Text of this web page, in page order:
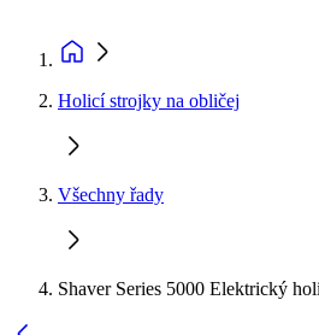
Holicí strojky na obličej
Všechny řady
Shaver Series 5000 Elektrický